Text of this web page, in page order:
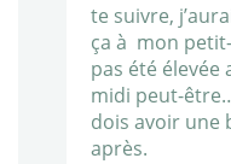
te suivre,
ça à mon petit-
pas été élevée
midi peut-
dois avoir une
après.